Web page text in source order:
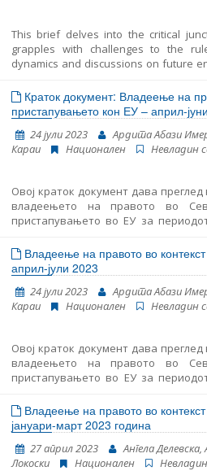
This brief delves into the critical
grapples with challenges to the
dynamics and discussions on future
Franco–German expert group and
enforcement mechanisms and
address the rule of law breaches
on these reforms presents
State perspectives. Despite the
opportunities to fortify the EU’s
Краток документ: Владеење на
пристапувањето кон ЕУ – април-
24 јули 2023
Ардита Абази
Караи
Национален Невладин
Овој краток документ дава
владеењето на правото во
пристапувањето во ЕУ за
вклучува следење на
вклучувајќи ги и клучните
демократските институции,
Поглавјето 23: судството и
Владеење на правото во
април-јули 2023
24 јули 2023
Ардита Абази
Караи
Национален Невладин
Овој краток документ дава
владеењето на правото во
пристапувањето во ЕУ за
вклучува следење на
вклучувајќи ги и клучните
демократските институции,
Поглавјето 23: судството и
Владеење на правото во
јануари-март 2023 година
27 април 2023
Ангела
Локоски
Национален